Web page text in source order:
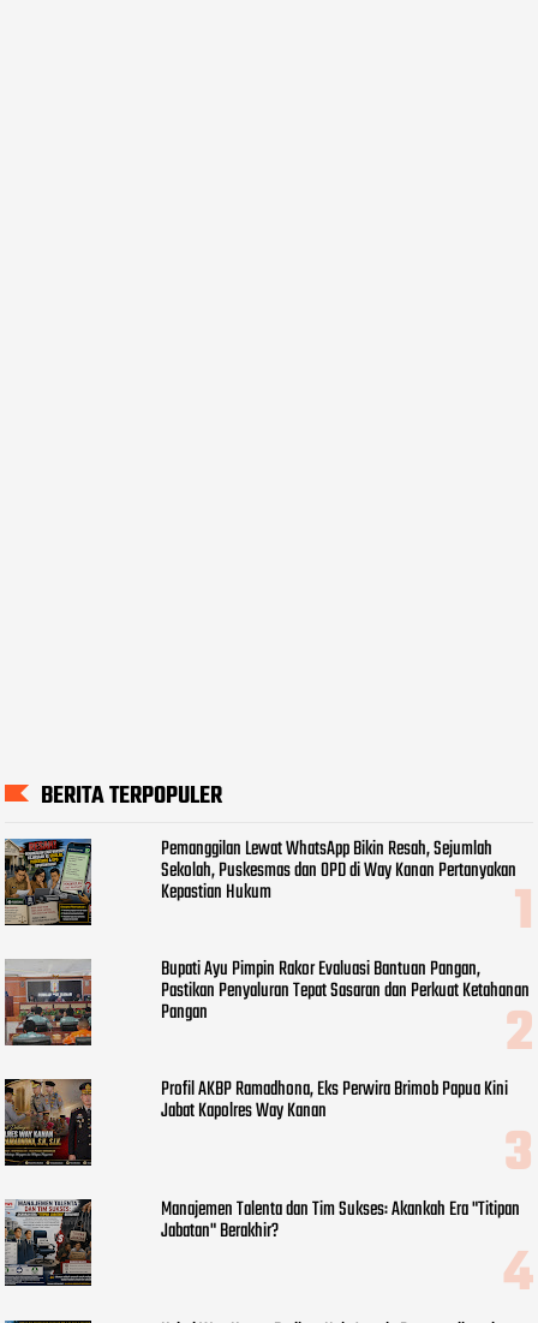
BERITA TERPOPULER
Pemanggilan Lewat WhatsApp Bikin Resah, Sejumlah
Sekolah, Puskesmas dan OPD di Way Kanan Pertanyakan
Kepastian Hukum
Bupati Ayu Pimpin Rakor Evaluasi Bantuan Pangan,
Pastikan Penyaluran Tepat Sasaran dan Perkuat Ketahanan
Pangan
Profil AKBP Ramadhona, Eks Perwira Brimob Papua Kini
Jabat Kapolres Way Kanan
Manajemen Talenta dan Tim Sukses: Akankah Era "Titipan
Jabatan" Berakhir?